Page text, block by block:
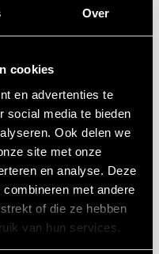
Over
cookies
en advertenties te
social media te bieden
Ook delen we
site met onze
en analyse. Deze
met andere
of die ze hebben
van hun services.